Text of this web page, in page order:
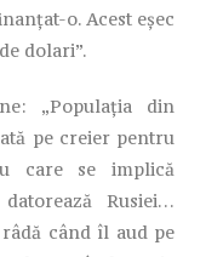
o. Acest eșec
dolari”.
„Populația din
pe creier pentru
care se implică
Rusiei…
când îl aud pe